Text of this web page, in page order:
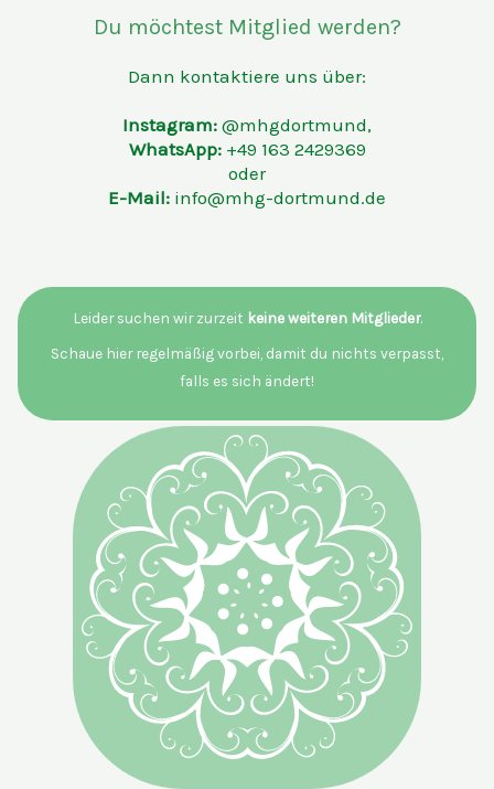
Du möchtest Mitglied werden?
Dann kontaktiere uns über:
Instagram: @mhgdortmund,
WhatsApp:+49 163 2429369
oder
E-Mail: info@mhg-dortmund.de
Leider suchen wir zurzeit keine weiteren Mitglieder.
Schaue hier regelmäßig vorbei, damit du nichts verpasst,
falls es sich ändert!